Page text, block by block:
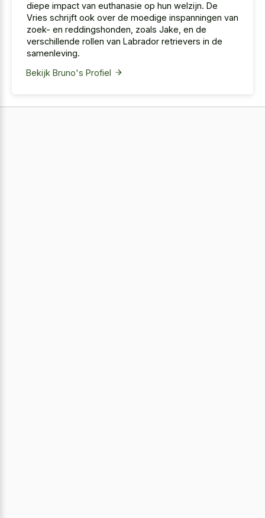
diepe impact van euthanasie op hun welzijn. De
Vries schrijft ook over de moedige inspanningen van
zoek- en reddingshonden, zoals Jake, en de
verschillende rollen van Labrador retrievers in de
samenleving.
Bekijk Bruno's Profiel